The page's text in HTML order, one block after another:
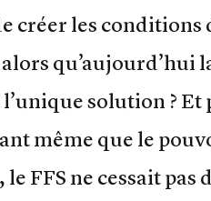
créer les conditions
qu’aujourd’hui
solution ?
même que le
le FFS ne cessait